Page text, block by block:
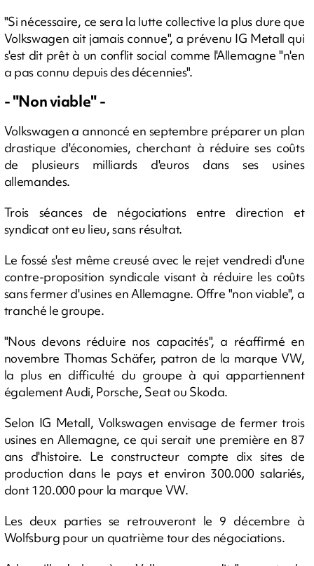
"Si nécessaire, ce sera la lutte collective la plus dure que
Volkswagen ait jamais connue", a prévenu IG Metall qui
s'est dit prêt à un conflit social comme l'Allemagne "n'en
a pas connu depuis des décennies".
- "Non viable" -
Volkswagen a annoncé en septembre préparer un plan
drastique d'économies, cherchant à réduire ses coûts
de plusieurs milliards d'euros dans ses usines
allemandes.
Trois séances de négociations entre direction et
syndicat ont eu lieu, sans résultat.
Le fossé s'est même creusé avec le rejet vendredi d'une
contre-proposition syndicale visant à réduire les coûts
sans fermer d'usines en Allemagne. Offre "non viable", a
tranché le groupe.
"Nous devons réduire nos capacités", a réaffirmé en
novembre Thomas Schäfer, patron de la marque VW,
la plus en difficulté du groupe à qui appartiennent
également Audi, Porsche, Seat ou Skoda.
Selon IG Metall, Volkswagen envisage de fermer trois
usines en Allemagne, ce qui serait une première en 87
ans d'histoire. Le constructeur compte dix sites de
production dans le pays et environ 300.000 salariés,
dont 120.000 pour la marque VW.
Les deux parties se retrouveront le 9 décembre à
Wolfsburg pour un quatrième tour des négociations.